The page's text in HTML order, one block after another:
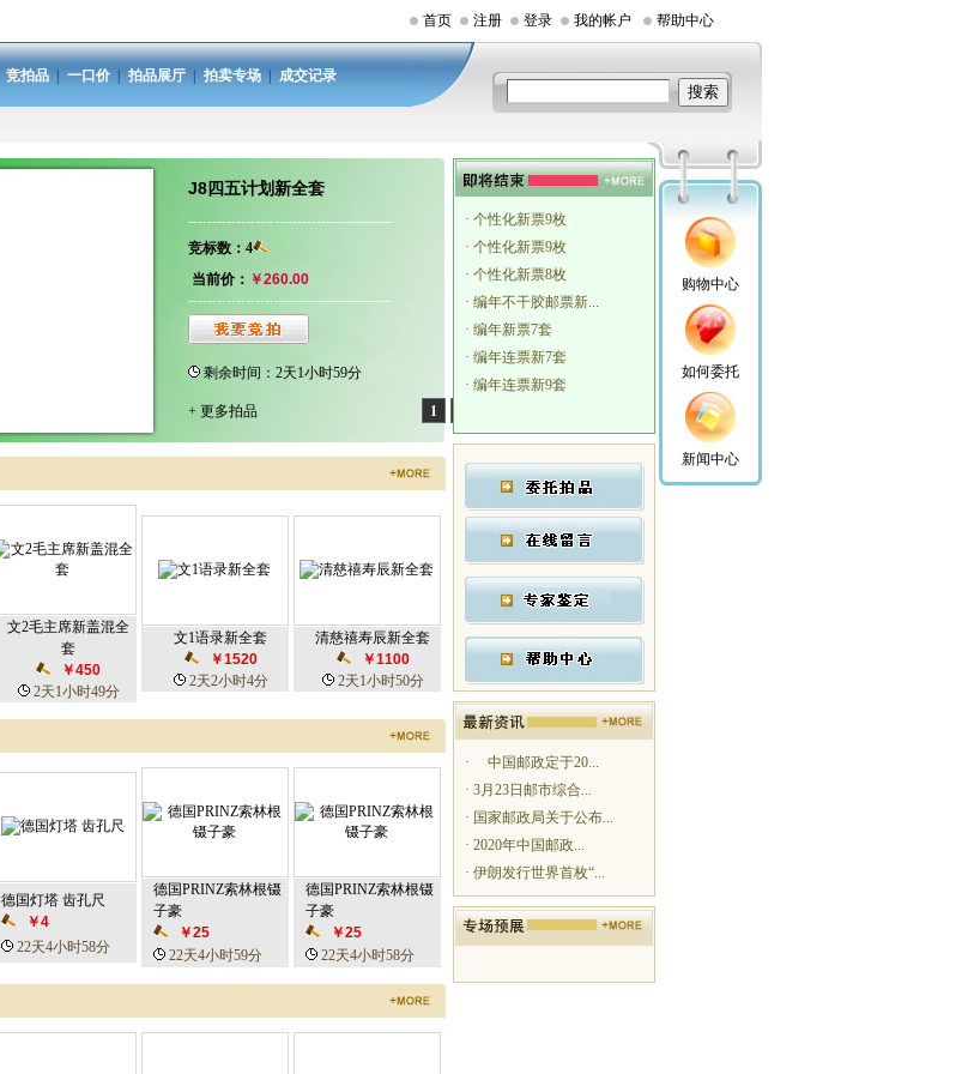
首页 注册 登录 我的帐户 帮助中心
竞拍品 一口价 拍品展厅 拍卖专场 成交记录
购物中心
如何委托
新闻中心
文2毛主席新盖混全
套
￥450
2天1小时49分
文1语录新全套
￥1520
2天2小时4分
清慈禧寿辰新全套
￥1100
2天1小时50分
德国灯塔 齿孔尺
￥4
22天4小时58分
德国PRINZ索林根镊
子豪
￥25
22天4小时59分
德国PRINZ索林根镊
子豪
￥25
22天4小时58分
· 个性化新票9枚
· 个性化新票9枚
· 个性化新票8枚
· 编年不干胶邮票新...
· 编年新票7套
· 编年连票新7套
· 编年连票新9套
· 中国邮政定于20...
· 3月23日邮市综合...
· 国家邮政局关于公布...
· 2020年中国邮政...
· 伊朗发行世界首枚“...